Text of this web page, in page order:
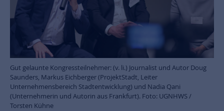
Gut gelaunte Kongressteilnehmer: (v. li.) Journalist und Autor Doug
Saunders, Markus Eichberger (ProjektStadt, Leiter
Unternehmensbereich Stadtentwicklung) und Nadia Qani
(Unternehmerin und Autorin aus Frankfurt). Foto: UGNHWS /
Torsten Kühne